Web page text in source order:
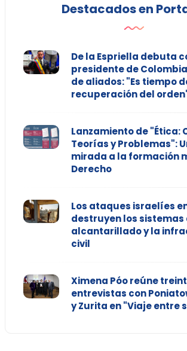
Destacados en
De la Espriella debuta
presidente de
de aliados: "Es tiempo
recuperación del
Lanzamiento de "Ética:
Teorías y Problemas":
mirada a la formación
Derecho
Los ataques israelíes
destruyen los sistemas
alcantarillado y la
civil
Ximena Póo reúne
entrevistas con
y Zurita en "Viaje entre